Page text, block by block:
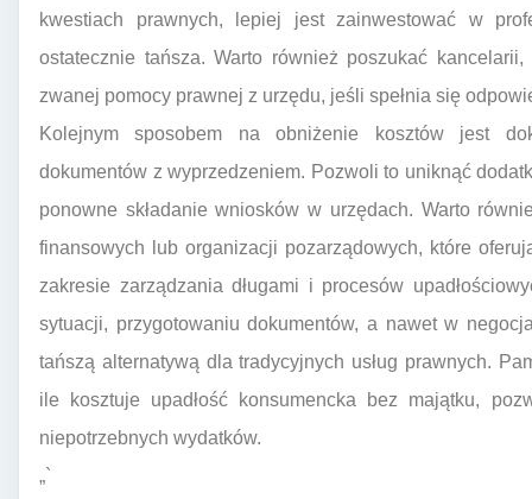
kwestiach prawnych, lepiej jest zainwestować w
ostatecznie tańsza. Warto również poszukać
zwanej pomocy prawnej z urzędu, jeśli spełnia się
Kolejnym sposobem na obniżenie kosztów jest
dokumentów z wyprzedzeniem. Pozwoli to uniknąć
ponowne składanie wniosków w urzędach. Warto
finansowych lub organizacji pozarządowych, które
zakresie zarządzania długami i procesów
sytuacji, przygotowaniu dokumentów, a nawet w
tańszą alternatywą dla tradycyjnych usług prawnych.
ile kosztuje upadłość konsumencka bez majątku,
niepotrzebnych wydatków.
„`